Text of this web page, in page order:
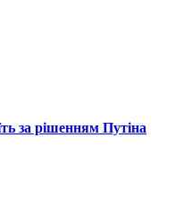
за рішенням Путіна